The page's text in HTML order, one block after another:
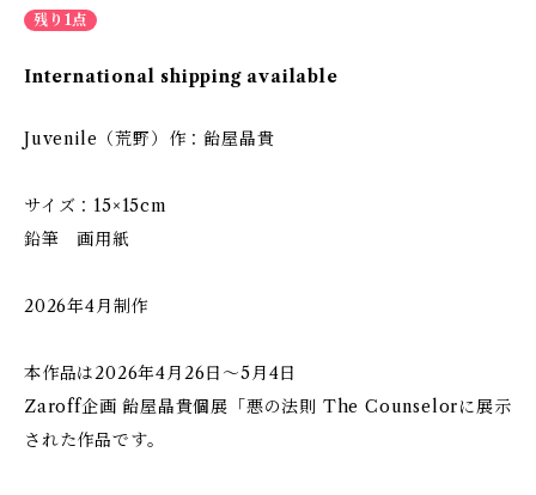
残り1点
International shipping available
Juvenile（荒野）作：飴屋晶貴
サイズ：15×15cm
鉛筆 画用紙
2026年4月制作
本作品は2026年4月26日～5月4日
Zaroff企画 飴屋晶貴個展「悪の法則 The Counselorに展示
された作品です。